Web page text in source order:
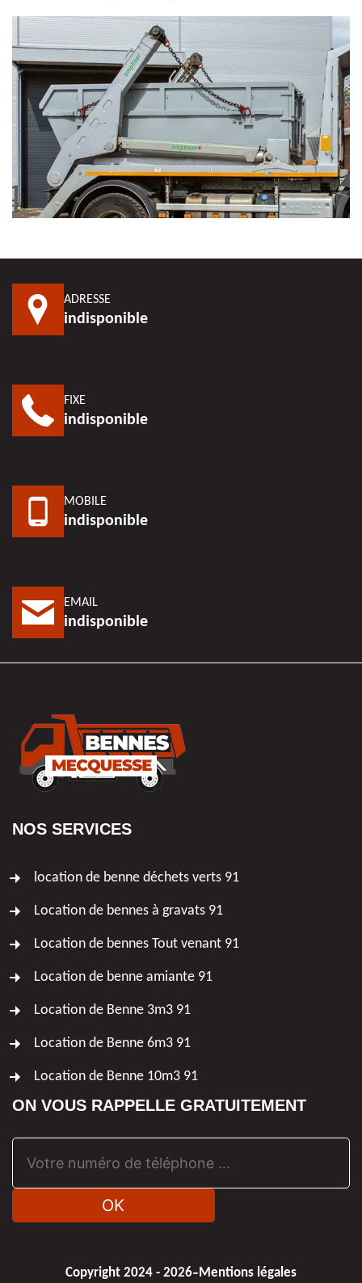
ADRESSE
indisponible
FIXE
indisponible
MOBILE
indisponible
EMAIL
indisponible
NOS SERVICES
location de benne déchets verts 91
Location de bennes à gravats 91
Location de bennes Tout venant 91
Location de benne amiante 91
Location de Benne 3m3 91
Location de Benne 6m3 91
Location de Benne 10m3 91
ON VOUS RAPPELLE GRATUITEMENT
Copyright 2024 - 2026- Mentions légales